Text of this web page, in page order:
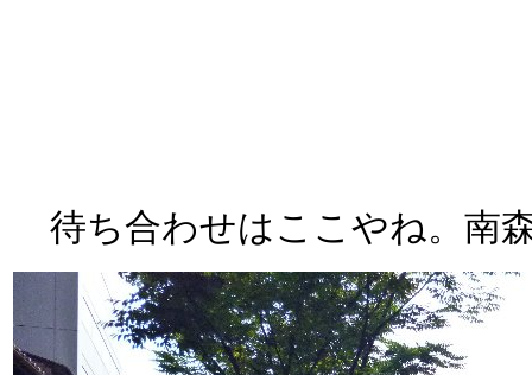
待ち合わせはここやね。南